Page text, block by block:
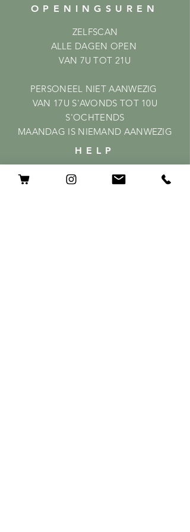
OPENINGSUREN
ZELFSCAN
ALLE DAGEN OPEN
VAN 7U TOT 21U
PERSONEEL NIET AANWEZIG
VAN 17U S'AVONDS TOT 10U
S'OCHTENDS
MAANDAG IS NIEMAND AANWEZIG
HELP
Privacy Policy